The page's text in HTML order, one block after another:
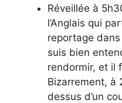
Réveillée à
l’Anglais qui
reportage
suis bien
rendormir, et il
Bizarrement, à
dessus d’un